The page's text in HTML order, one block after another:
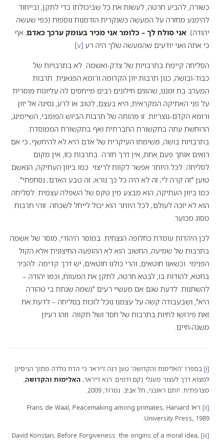
כשורה, להביע חרטה, לעשות את כל שביכולתו כדי לתקן, ובייחוד
להימנע מחזרה על המעשה כשנקרית הזדמנות נוספות (כפי שעשה
יהודה). אני סולח לך – כלומר אני מכיר בעומק ערכך כאדם, אף
כי אתה ואני יודעים שהמעשה שלך היה רע.[v]
הסליחה קיימת בתרבויות של צדק-ואשמה. לא בתרבויות של
כבוד-ובושה, כגון תרבות יוון הקדומה ורומא הפגאנית. תרבות
המערב בת זמננו, שהוגים חילונים רבים מייחסים לה עליונות מוסרית
על פני האתיקה המקראית, היא בעצם, לטוב או לרע, נסיגה אל יוון
ורומא הקדם-נוצריות. זו מהותה של תרבות הביוש הפומבי, השיימינג,
הרוחשת עתה בתקשורת החברתית ואף בתקשורת הממוסדת.
בתרבויות בושה, משימתו העיקרית של אדם היא לא להיחשף; כי אם
רואים אותך פעם אחת, אין דרך חזרה. בתרבות כזו, אין מקום
לסליחה. לכל היותר אפשר לקוות לריצוי. כמו ביוון העתיקה, הנאשם
טוען "זה קרה לי; זה לא היה כל כך נורא; זה טבע האדם; נסחפתי".
כמו ביוון העתיקה, הוא מבצע מין טקס של השפלה עצמית. לסליחה
הוא לא יזכה לעולם; לכל היותר הוא יכול לייחל לשכחה. זוהי תרבות
מסוג מכוער.
לכן היהדות עומדת כחלופה הנצחית. במוסר היהודי, מוסר של אשמה
בתרבות של שמיעה, החשוב הוא לא ההופעה החיצונית אלא הקול
הפנימי. וכשאנו חוטאים, והרי כולנו חוטאים, יש דרך קדימה: להכיר
בחטא, להודות בו, לבטא חרטה, לתקן את המעוות, וכמו יהודה –
להשתנות. לדעת שגם אם מעשיי רעים "נשמה שנתת בי טהורה
היא", ושבעבודה קשה על עצמנו נוכל לזכות בסליחה – לדעת את
זאת פירושו לחיות בתרבות של חסד ושל תקווה. וזהו רעיון
משנה-חיים.
[i]
בספרו 'האלימות והקדושה' טען רנה ז'יראר כי הדת נולדה מתוך הניסיון
למצוא דרך לעצור מעגלי נקם ודמים. רנא ז'יראר, האלימות והקדושה,
מצרפתית: יותם ראובני, תל אביב: נמרוד, 2009.
[ii]
ראו Frans de Waal, Peacemaking among primates, Harvard
University Press, 1989.
[iii]
Before Forgiveness: the origins of a moral idea,